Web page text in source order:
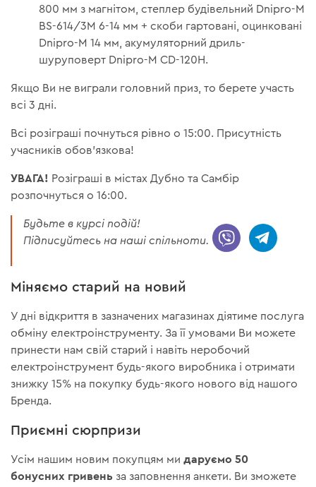
800 мм з магнітом, степлер будівельний Dnipro-M
BS-614/3М 6-14 мм + скоби гартовані, оцинковані
Dnipro-M 14 мм, акумуляторний дриль-
шуруповерт Dnipro-M CD-120H.
Якщо Ви не виграли головний приз, то берете участь
всі 3 дні.
Всі розіграші почнуться рівно о 15:00. Присутність
учасників обов'язкова!
УВАГА! Розіграші в містах Дубно та Самбір
розпочнуться о 16:00.
Будьте в курсі подій!
Підписуйтесь на наші спільноти.
Міняємо старий на новий
У дні відкриття в зазначених магазинах діятиме послуга
обміну електроінструменту. За її умовами Ви можете
принести нам свій старий і навіть неробочий
електроінструмент будь-якого виробника і отримати
знижку 15% на покупку будь-якого нового від нашого
Бренда.
Приємні сюрпризи
Усім нашим новим покупцям мидаруємо 50
бонусних гривень за заповнення анкети. Ви зможете